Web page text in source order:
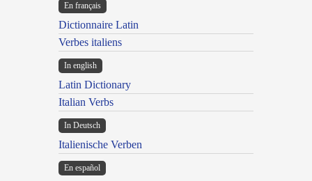
En français
Dictionnaire Latin
Verbes italiens
In english
Latin Dictionary
Italian Verbs
In Deutsch
Italienische Verben
En español